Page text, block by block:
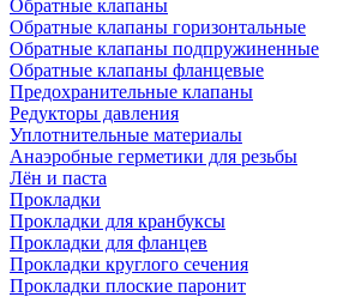
Обратные клапаны
Обратные клапаны горизонтальные
Обратные клапаны подпружиненные
Обратные клапаны фланцевые
Предохранительные клапаны
Редукторы давления
Уплотнительные материалы
Анаэробные герметики для резьбы
Лён и паста
Прокладки
Прокладки для кранбуксы
Прокладки для фланцев
Прокладки круглого сечения
Прокладки плоские паронит